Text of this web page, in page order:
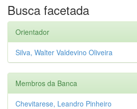
Busca facetada
Orientador
Silva, Walter Valdevino Oliveira
Membros da Banca
Chevitarese, Leandro Pinheiro